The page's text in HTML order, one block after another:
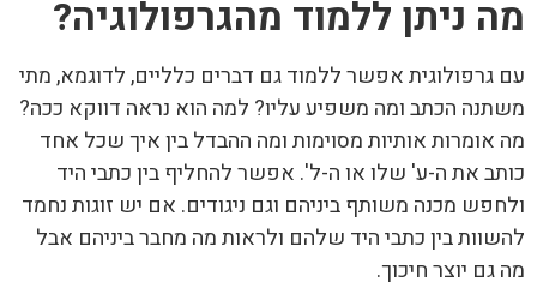
מה ניתן ללמוד מהגרפולוגיה?
עם גרפולוגית אפשר ללמוד גם דברים כלליים, לדוגמא, מתי
משתנה הכתב ומה משפיע עליו? למה הוא נראה דווקא ככה?
מה אומרות אותיות מסוימות ומה ההבדל בין איך שכל אחד
כותב את ה-ע' שלו או ה-ל'. אפשר להחליף בין כתבי היד
ולחפש מכנה משותף ביניהם וגם ניגודים. אם יש זוגות נחמד
להשוות בין כתבי היד שלהם ולראות מה מחבר ביניהם אבל
מה גם יוצר חיכוך.